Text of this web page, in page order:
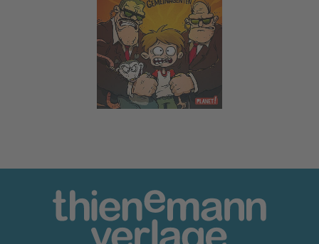
Die Wupis 2: Angriff der Gemeinagenten